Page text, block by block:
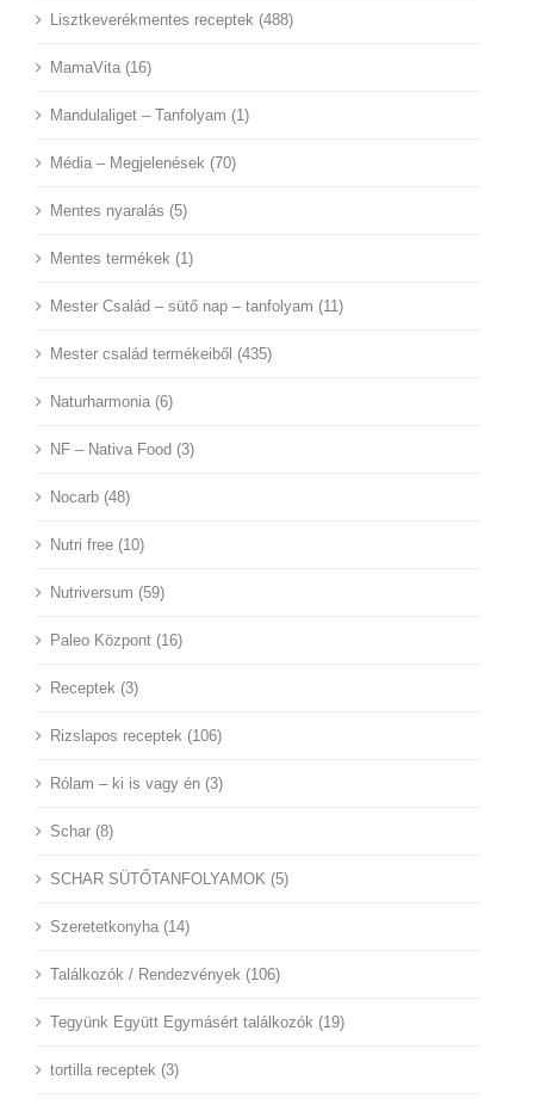
Lisztkeverékmentes receptek (488)
MamaVita (16)
Mandulaliget – Tanfolyam (1)
Média – Megjelenések (70)
Mentes nyaralás (5)
Mentes termékek (1)
Mester Család – sütő nap – tanfolyam (11)
Mester család termékeiből (435)
Naturharmonia (6)
NF – Nativa Food (3)
Nocarb (48)
Nutri free (10)
Nutriversum (59)
Paleo Központ (16)
Receptek (3)
Rizslapos receptek (106)
Rólam – ki is vagy én (3)
Schar (8)
SCHAR SÜTŐTANFOLYAMOK (5)
Szeretetkonyha (14)
Találkozók / Rendezvények (106)
Tegyünk Együtt Egymásért találkozók (19)
tortilla receptek (3)